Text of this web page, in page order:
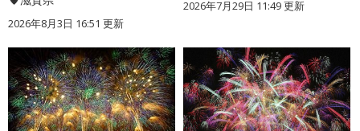
2026年8月3日 16:51 更新
2026年7月29日 11:49 更新